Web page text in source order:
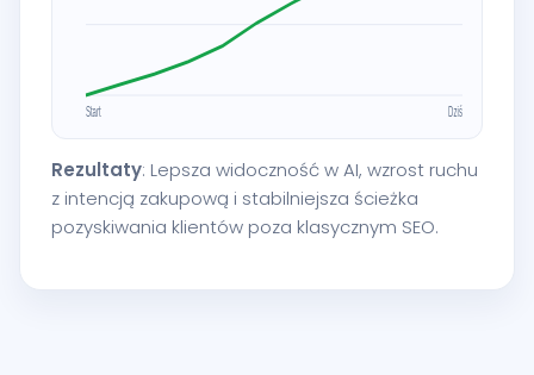
Rezultaty: Lepsza widoczność w AI, wzrost ruchu
z intencją zakupową i stabilniejsza ścieżka
pozyskiwania klientów poza klasycznym SEO.